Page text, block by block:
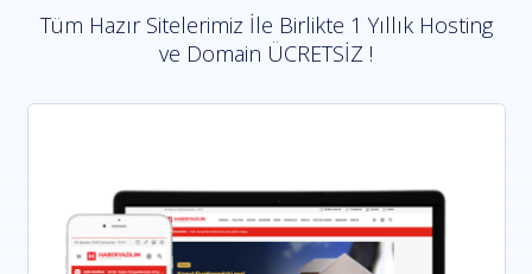
Tüm Hazır Sitelerimiz İle Birlikte 1 Yıllık Hosting
ve Domain ÜCRETSİZ !